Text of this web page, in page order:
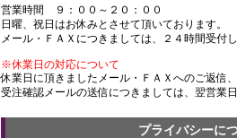
営業時間 ９：００～２０：００
日曜、祝日はお休みとさせて頂いております。
メール・ＦＡＸにつきましては、２４時間受付し
※休業日の対応について
休業日に頂きましたメール・ＦＡＸへのご返信、
受注確認メールの送信につきましては、翌営業
プライバシーに